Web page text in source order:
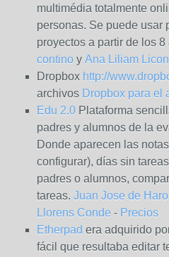
multimédia totalmente
personas. Se puede usar
proyectos a partir de los 8
contino y Ana Liliam
Dropbox http://
archivos Dropbox para el
Edu 2.0 Plataforma
padres y alumnos de la
Donde aparecen las
configurar), días sin
padres o alumnos,
tareas. Juan Jose de Haro
Llorens Conde - Precios
Etherpad era adquirido
fácil que resultaba editar